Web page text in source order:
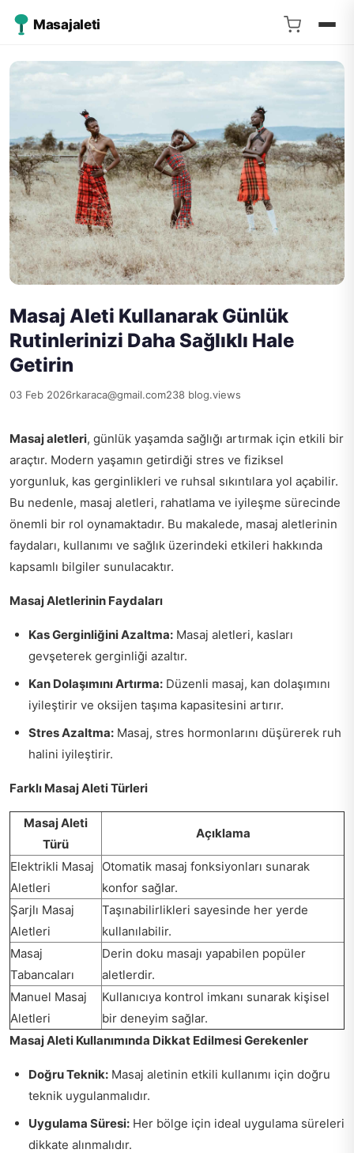
Masajaleti
Masaj Aleti Kullanarak Günlük
Rutinlerinizi Daha Sağlıklı Hale
Getirin
03 Feb 2026rkaraca@gmail.com238 blog.views
Masaj aletleri, günlük yaşamda sağlığı artırmak için etkili bir
araçtır. Modern yaşamın getirdiği stres ve fiziksel
yorgunluk, kas gerginlikleri ve ruhsal sıkıntılara yol açabilir.
Bu nedenle, masaj aletleri, rahatlama ve iyileşme sürecinde
önemli bir rol oynamaktadır. Bu makalede, masaj aletlerinin
faydaları, kullanımı ve sağlık üzerindeki etkileri hakkında
kapsamlı bilgiler sunulacaktır.
Masaj Aletlerinin Faydaları
Kas Gerginliğini Azaltma: Masaj aletleri, kasları
gevşeterek gerginliği azaltır.
Kan Dolaşımını Artırma: Düzenli masaj, kan dolaşımını
iyileştirir ve oksijen taşıma kapasitesini artırır.
Stres Azaltma: Masaj, stres hormonlarını düşürerek ruh
halini iyileştirir.
Farklı Masaj Aleti Türleri
Masaj Aleti
Türü
Açıklama
Elektrikli Masaj
Aletleri
Otomatik masaj fonksiyonları sunarak
konfor sağlar.
Şarjlı Masaj
Aletleri
Taşınabilirlikleri sayesinde her yerde
kullanılabilir.
Masaj
Tabancaları
Derin doku masajı yapabilen popüler
aletlerdir.
Manuel Masaj
Aletleri
Kullanıcıya kontrol imkanı sunarak kişisel
bir deneyim sağlar.
Masaj Aleti Kullanımında Dikkat Edilmesi Gerekenler
Doğru Teknik: Masaj aletinin etkili kullanımı için doğru
teknik uygulanmalıdır.
Uygulama Süresi: Her bölge için ideal uygulama süreleri
dikkate alınmalıdır.